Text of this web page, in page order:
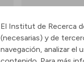
Superior
El Institut de Recerca
(necesarias) y de
navegación, analizar el